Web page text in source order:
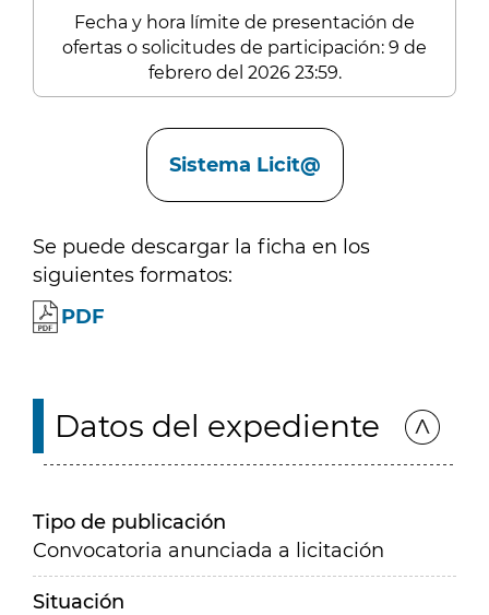
Fecha y hora límite de presentación de
ofertas o solicitudes de participación: 9 de
febrero del 2026 23:59.
Sistema Licit@
Se puede descargar la ficha en los
siguientes formatos:
PDF
Datos del expediente
Tipo de publicación
Convocatoria anunciada a licitación
Situación